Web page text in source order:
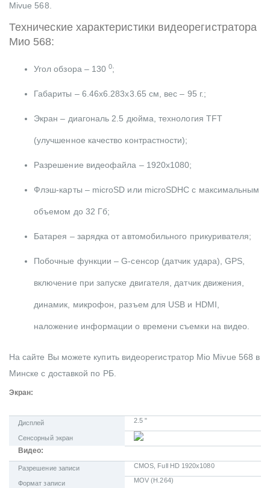
Mivue 568.
Технические характеристики видеорегистратора
Мио 568:
Угол обзора – 1300;
Габариты – 6.46х6.283х3.65 см, вес – 95 г.;
Экран – диагональ 2.5 дюйма, технология TFT
(улучшенное качество контрастности);
Разрешение видеофайла – 1920х1080;
Флэш-карты – microSD или microSDHC с максимальным
объемом до 32 Гб;
Батарея – зарядка от автомобильного прикуривателя;
Побочные функции – G-сенсор (датчик удара), GPS,
включение при запуске двигателя, датчик движения,
динамик, микрофон, разъем для USB и HDMI,
наложение информации о времени съемки на видео.
На сайте Вы можете купить видеорегистратор Mio Mivue 568 в
Минске с доставкой по РБ.
Экран:
Дисплей 2.5 "
Сенсорный экран
Видео:
Разрешение записи CMOS, Full HD 1920x1080
Формат записи MOV (H.264)